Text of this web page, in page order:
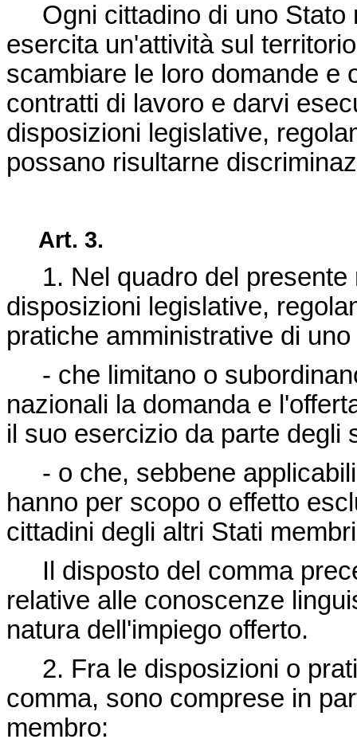
Ogni cittadino di uno Stato
esercita un'attività sul
scambiare le loro domande e
contratti di lavoro e darvi
disposizioni legislative,
possano risultarne
Art. 3.
1. Nel quadro del presente
disposizioni legislative,
pratiche amministrative di
- che limitano o
nazionali la domanda e
il suo esercizio da parte degli
- o che, sebbene
hanno per scopo o effetto
cittadini degli altri Stati
Il disposto del comma
relative alle conoscenze
natura dell'impiego offerto.
2. Fra le disposizioni o
comma, sono comprese in
membro: